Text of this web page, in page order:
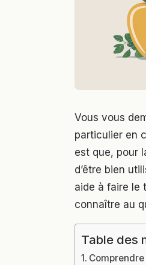
Vous vous
particulier en
est que, pour
d’être bien
aide à faire le
connaître au
Table des